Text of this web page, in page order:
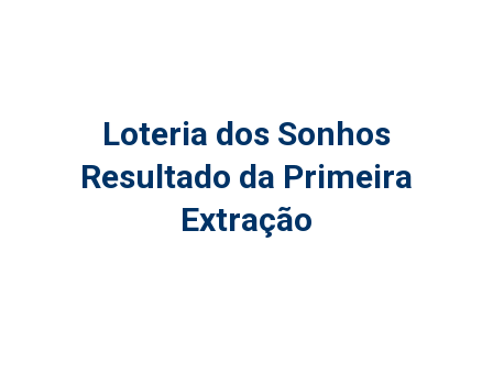
Loteria dos Sonhos
Resultado da Primeira
Extração